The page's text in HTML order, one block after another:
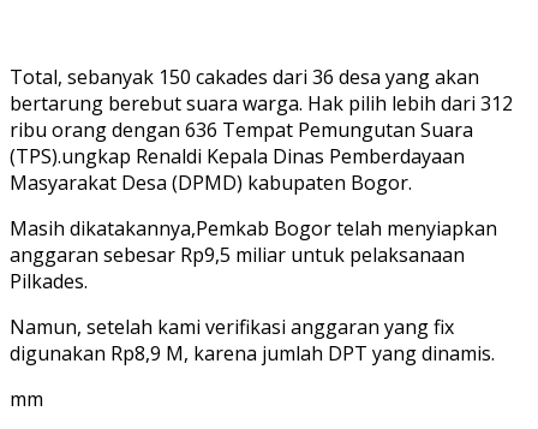
Total, sebanyak 150 cakades dari 36 desa yang akan
bertarung berebut suara warga. Hak pilih lebih dari 312
ribu orang dengan 636 Tempat Pemungutan Suara
(TPS).ungkap Renaldi Kepala Dinas Pemberdayaan
Masyarakat Desa (DPMD) kabupaten Bogor.
Masih dikatakannya,Pemkab Bogor telah menyiapkan
anggaran sebesar Rp9,5 miliar untuk pelaksanaan
Pilkades.
Namun, setelah kami verifikasi anggaran yang fix
digunakan Rp8,9 M, karena jumlah DPT yang dinamis.
mm